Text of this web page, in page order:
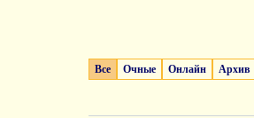
Все Очные Онлайн Архив